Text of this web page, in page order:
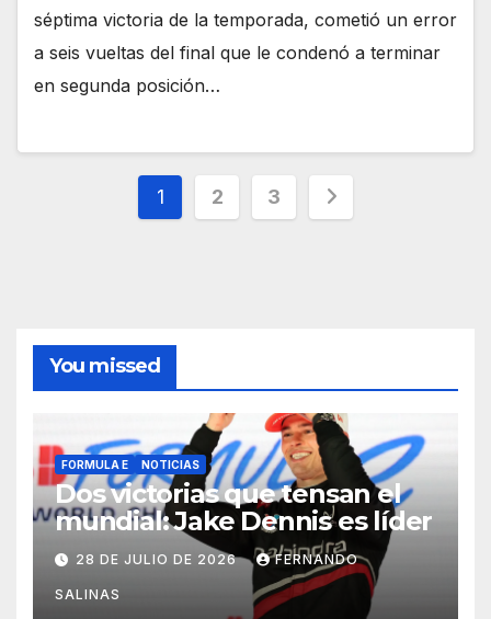
séptima victoria de la temporada, cometió un error
a seis vueltas del final que le condenó a terminar
en segunda posición…
1 2 3
You missed
FORMULA E NOTICIAS
Dos victorias que tensan el
mundial: Jake Dennis es líder
28 DE JULIO DE 2026 FERNANDO
SALINAS